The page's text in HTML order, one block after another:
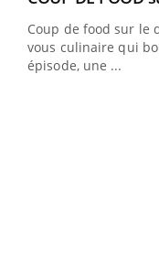
Coup de food sur le
vous culinaire qui
épisode, une ...